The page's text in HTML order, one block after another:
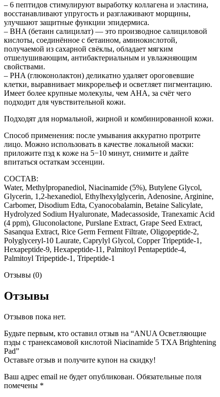
– 6 пептидов стимулируют выработку коллагена и эластина,
восстанавливают упругость и разглаживают морщины,
улучшают защитные функции эпидермиса.
– BHA (бетаин салицилат) — это производное салициловой
кислоты, соединённое с бетаином, аминокислотой,
получаемой из сахарной свёклы, обладает мягким
отшелушивающим, антибактериальным и увлажняющим
свойствами.
– PHA (глюконолактон) деликатно удаляет ороговевшие
клетки, выравнивает микрорельеф и осветляет пигментацию.
Имеет более крупные молекулы, чем AHA, за счёт чего
подходит для чувствительной кожи.
Подходят для нормальной, жирной и комбинированной кожи.
Способ применения: после умывания аккуратно протрите
лицо. Можно использовать в качестве локальной маски:
приложите пэд к коже на 5−10 минут, снимите и дайте
впитаться остаткам эссенции.
СОСТАВ:
Water, Methylpropanediol, Niacinamide (5%), Butylene Glycol,
Glycerin, 1,2-hexanediol, Ethylhexylglycerin, Adenosine, Arginine,
Carbomer, Disodium Edta, Cyanocobalamin, Betaine Salicylate,
Hydrolyzed Sodium Hyaluronate, Madecassoside, Tranexamic Acid
(4 ppm), Gluconolactone, Purslane Extract, Grape Seed Extract,
Sasanqua Extract, Rice Germ Ferment Filtrate, Oligopeptide-2,
Polyglyceryl-10 Laurate, Caprylyl Glycol, Copper Tripeptide-1,
Hexapeptide-9, Hexapeptide-11, Palmitoyl Pentapeptide-4,
Palmitoyl Tripeptide-1, Tripeptide-1
Отзывы (0)
Отзывы
Отзывов пока нет.
Будьте первым, кто оставил отзыв на “ANUA Осветляющие
пэды с транексамовой кислотой Niacinamide 5 TXA Brightening
Pad”
Оставьте отзыв и получите купон на скидку!
Ваш адрес email не будет опубликован. Обязательные поля
помечены *